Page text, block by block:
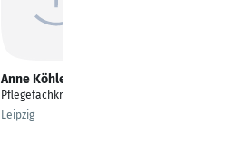
Anne Köhler
Pflegefachkraft
Leipzig